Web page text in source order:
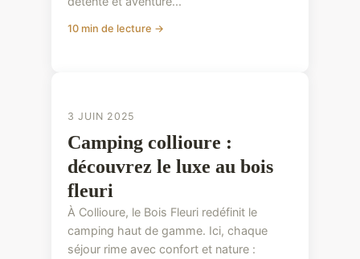
10 min de lecture →
3 JUIN 2025
Camping collioure :
découvrez le luxe au bois
fleuri
À Collioure, le Bois Fleuri redéfinit le
camping haut de gamme. Ici, chaque
séjour rime avec confort et nature :